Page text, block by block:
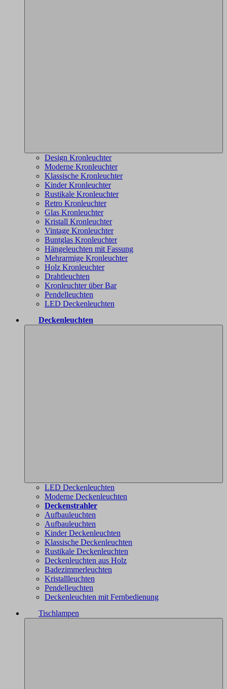
Design Kronleuchter
Moderne Kronleuchter
Klassische Kronleuchter
Kinder Kronleuchter
Rustikale Kronleuchter
Retro Kronleuchter
Glas Kronleuchter
Kristall Kronleuchter
Vintage Kronleuchter
Buntglas Kronleuchter
Hängeleuchten mit Fassung
Mehrarmige Kronleuchter
Holz Kronleuchter
Drahtleuchten
Kronleuchter über Bar
Pendelleuchten
LED Deckenleuchten
Deckenleuchten
LED Deckenleuchten
Moderne Deckenleuchten
Deckenstrahler
Aufbauleuchten
Aufbauleuchten
Kinder Deckenleuchten
Klassische Deckenleuchten
Rustikale Deckenleuchten
Deckenleuchten aus Holz
Badezimmerleuchten
Kristallleuchten
Pendelleuchten
Deckenleuchten mit Fernbedienung
Tischlampen